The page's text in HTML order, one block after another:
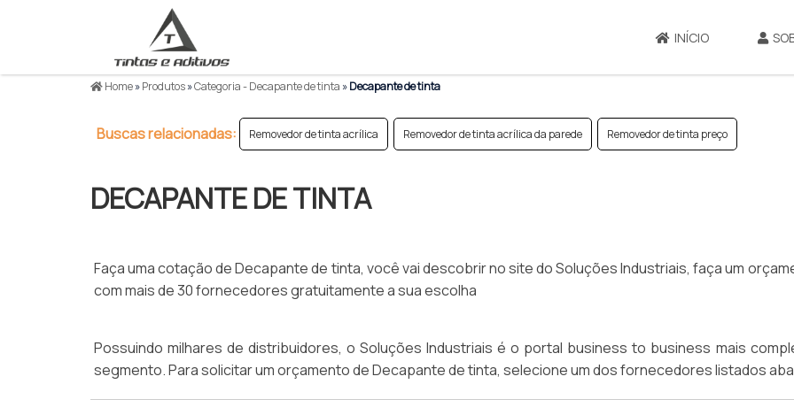
INÍCIO
Home»Produtos»Categoria - Decapante de tinta »Decapante de tinta
Buscas relacionadas: Removedor de tinta acrílica Removedor de tinta acrílica da parede Removedor de tinta preço
DECAPANTE DE TINTA
Faça uma cotação de Decapante de tinta, você vai descobrir no site do Soluções Industriais, faça um
com mais de 30 fornecedores gratuitamente a sua escolha
Possuindo milhares de distribuidores, o Soluções Industriais é o portal business to business mais
segmento. Para solicitar um orçamento de Decapante de tinta, selecione um dos fornecedores listados